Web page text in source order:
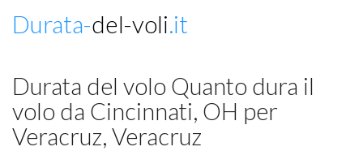
Durata-del-voli.it
Durata del volo Quanto dura il
volo da Cincinnati, OH per
Veracruz, Veracruz